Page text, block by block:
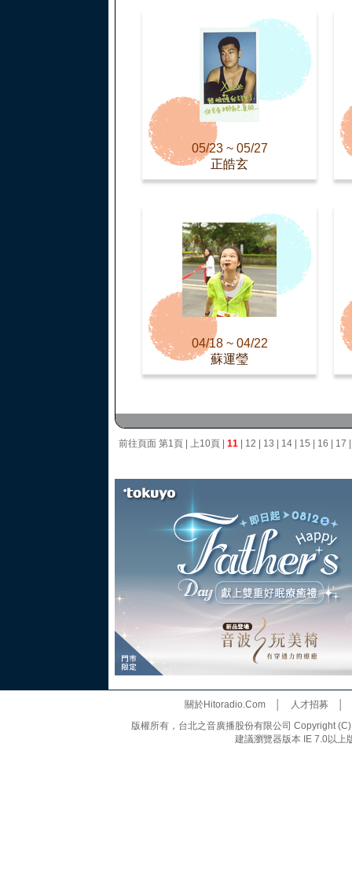
05/23 ~ 05/27
正皓玄
04/18 ~ 04/22
蘇運瑩
前往頁面 第1頁 上10頁 11 12 13 14 15 16 17
關於Hitoradio.Com│ 人才招募
版權所有，台北之音廣播股份有限公司 Copyright
建議瀏覽器版本 IE 7.0以上